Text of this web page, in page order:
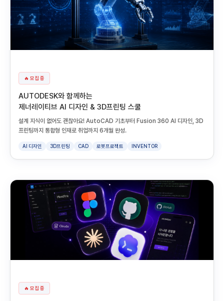
🔥 모집 중
AUTODESK와 함께하는
제너레이티브 AI 디자인 & 3D프린팅 스쿨
설계 지식이 없어도 괜찮아요! AutoCAD 기초부터 Fusion 360 AI 디자인, 3D
프린팅까지 통합형 인재로 취업까지 6개월 완성.
AI 디자인 3D프린팅 CAD 로봇프로젝트 INVENTOR
🔥 모집 중